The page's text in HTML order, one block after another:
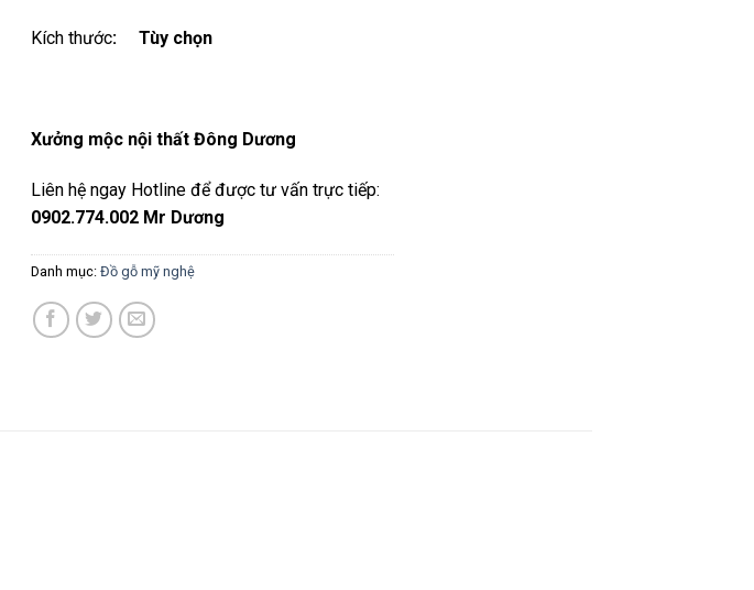
Kích thước: Tùy chọn
Xưởng mộc nội thất Đông Dương
Liên hệ ngay Hotline để được tư vấn trực tiếp:
0902.774.002 Mr Dương
Danh mục: Đồ gỗ mỹ nghệ